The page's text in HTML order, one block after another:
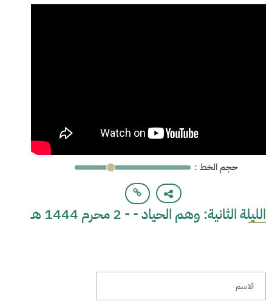
: حجم الخط
الليلة الثانية: وهم الحياد - - 2 محرم 1444 هـ